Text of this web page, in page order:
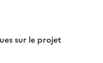
sur le projet